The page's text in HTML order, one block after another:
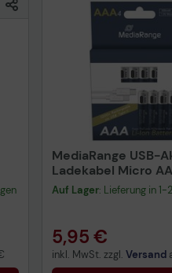
MediaRange USB-
Ladekabel Micro
mAh, 4 St.
Auf Lager: Lieferung in
5,95 €
inkl. MwSt. zzgl. Versand